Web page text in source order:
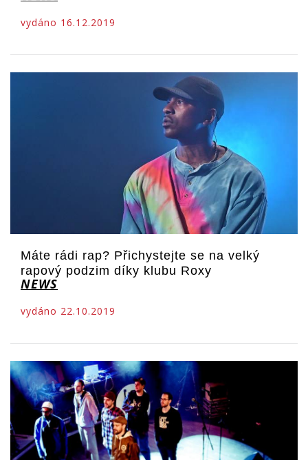
vydáno 16.12.2019
Máte rádi rap? Přichystejte se na velký
rapový podzim díky klubu Roxy
NEWS
vydáno 22.10.2019